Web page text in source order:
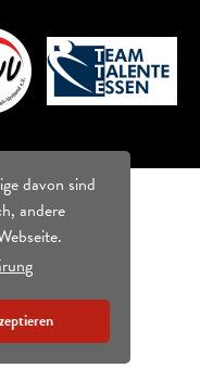
davon sind
andere